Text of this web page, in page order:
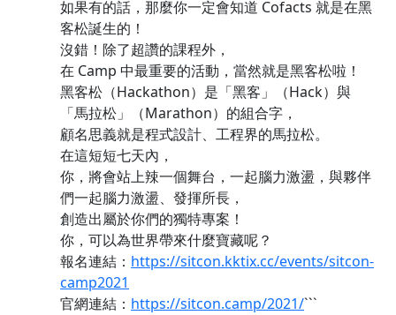
如果有的話，那麼你一定會知道 Cofacts 就是在黑
客松誕生的！
沒錯！除了超讚的課程外，
在 Camp 中最重要的活動，當然就是黑客松啦！
黑客松（Hackathon）是「黑客」（Hack）與
「馬拉松」（Marathon）的組合字，
顧名思義就是程式設計、工程界的馬拉松。
在這短短七天內，
你，將會站上辣一個舞台，一起腦力激盪，與夥伴
們一起腦力激盪、發揮所長，
創造出屬於你們的獨特專案！
你，可以為世界帶來什麼寶藏呢？
報名連結： https://sitcon.kktix.cc/events/sitcon-
camp2021
官網連結： https://sitcon.camp/2021/```